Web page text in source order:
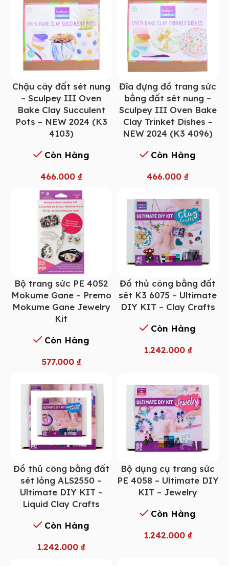
Chậu cây đất sét nung
– Sculpey III Oven
Bake Clay Succulent
Pots – NEW 2024 (K3
4103)
Còn Hàng
466.000 ₫
Đĩa đựng đồ trang sức
bằng đất sét nung –
Sculpey III Oven Bake
Clay Trinket Dishes –
NEW 2024 (K3 4096)
Còn Hàng
466.000₫
Bộ trang sức PE 4052
Mokume Gane – Premo
Mokume Gane Jewelry
Kit
Còn Hàng
577.000 ₫
Đồ thủ công bằng đất
sét K3 6075 – Ultimate
DIY KIT – Clay Crafts
Còn Hàng
1.242.000 ₫
Đồ thủ công bằng đất
sét lỏng ALS2550 –
Ultimate DIY KIT –
Liquid Clay Crafts
Còn Hàng
1.242.000 ₫
Bộ dụng cụ trang sức
PE 4058 – Ultimate DIY
KIT – Jewelry
Còn Hàng
1.242.000 ₫